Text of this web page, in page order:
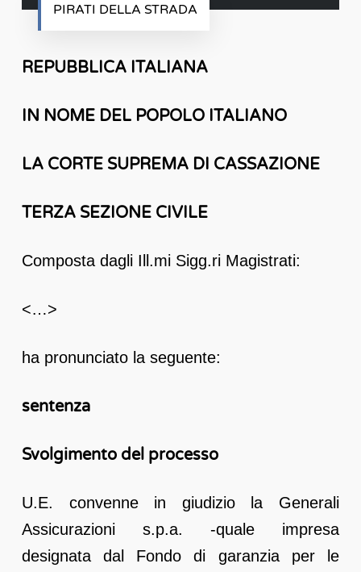
PIRATI DELLA STRADA
REPUBBLICA ITALIANA
IN NOME DEL POPOLO ITALIANO
LA CORTE SUPREMA DI CASSAZIONE
TERZA SEZIONE CIVILE
Composta dagli Ill.mi Sigg.ri Magistrati:
<…>
ha pronunciato la seguente:
sentenza
Svolgimento del processo
U.E. convenne in giudizio la Generali
Assicurazioni s.p.a. -quale impresa
designata dal Fondo di garanzia per le